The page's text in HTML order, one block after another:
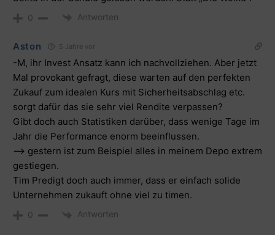
0 Antworten
Aston 5 Jahre vor
-M, ihr Invest Ansatz kann ich nachvollziehen. Aber jetzt
Mal provokant gefragt, diese warten auf den perfekten
Zukauf zum idealen Kurs mit Sicherheitsabschlag etc.
sorgt dafür das sie sehr viel Rendite verpassen?
Gibt doch auch Statistiken darüber, dass wenige Tage im
Jahr die Performance enorm beeinflussen.
–> gestern ist zum Beispiel alles in meinem Depo extrem
gestiegen.
Tim Predigt doch auch immer, dass er einfach solide
Unternehmen zukauft ohne viel zu timen.
0 Antworten